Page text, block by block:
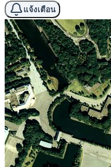
แจ้งเตือน